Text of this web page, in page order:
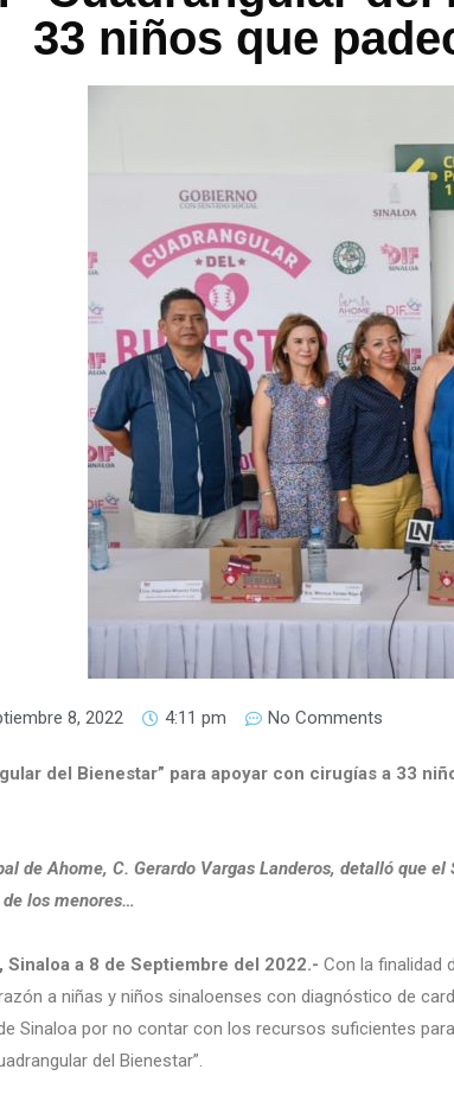
33 niños que
8, 2022 4:11 pm No Comments
del Bienestar” para apoyar con cirugías a 33
de Ahome, C. Gerardo Vargas Landeros, detalló que
los menores…
Sinaloa a 8 de Septiembre del 2022.-Con la finalidad
a niñas y niños sinaloenses con diagnóstico de
Sinaloa por no contar con los recursos suficientes
del Bienestar”.